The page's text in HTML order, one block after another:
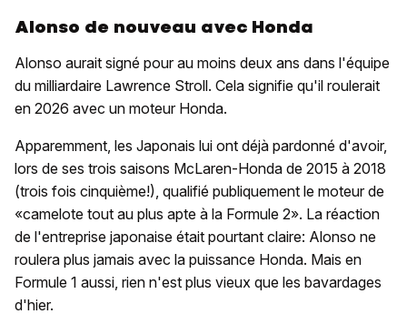
Alonso de nouveau avec Honda
Alonso aurait signé pour au moins deux ans dans l'équipe
du milliardaire Lawrence Stroll. Cela signifie qu'il roulerait
en 2026 avec un moteur Honda.
Apparemment, les Japonais lui ont déjà pardonné d'avoir,
lors de ses trois saisons McLaren-Honda de 2015 à 2018
(trois fois cinquième!), qualifié publiquement le moteur de
«camelote tout au plus apte à la Formule 2». La réaction
de l'entreprise japonaise était pourtant claire: Alonso ne
roulera plus jamais avec la puissance Honda. Mais en
Formule 1 aussi, rien n'est plus vieux que les bavardages
d'hier.